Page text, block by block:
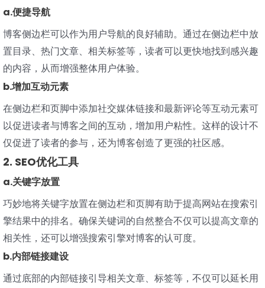
a.便捷导航
博客侧边栏可以作为用户导航的良好辅助。通过在侧边栏中放
置目录、热门文章、相关标签等，读者可以更快地找到感兴趣
的内容，从而增强整体用户体验。
b.增加互动元素
在侧边栏和页脚中添加社交媒体链接和最新评论等互动元素可
以促进读者与博客之间的互动，增加用户粘性。这样的设计不
仅促进了读者的参与，还为博客创造了更强的社区感。
2. SEO优化工具
a.关键字放置
巧妙地将关键字放置在侧边栏和页脚有助于提高网站在搜索引
擎结果中的排名。确保关键词的自然整合不仅可以提高文章的
相关性，还可以增强搜索引擎对博客的认可度。
b.内部链接建设
通过底部的内部链接引导相关文章、标签等，不仅可以延长用